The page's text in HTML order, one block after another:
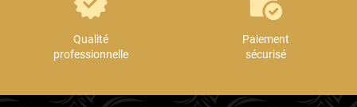
Qualité
professionnelle
Paiement
sécurisé